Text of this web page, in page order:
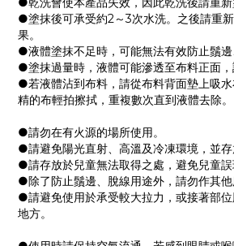
●塗抹後可承受約2～3次水洗。之後請重
果。
●液體塗抹不足時，可能無法有效防止鬚邊
●塗抹過量時，液體可能滲透至布料正面，
●若液體沾到布料，請從布料背面墊上吸
精的布輕拍擦拭，重複數次直到液體去除。
●請勿在有火源的場所使用。
●請避免陽光直射、高溫及冷凍環境，並存
●請存放於兒童無法取得之處，避免兒童誤
●除了防止鬚邊、脫線用途外，請勿作其他
●請避免使用於承受較大拉力，或接著部
地方。